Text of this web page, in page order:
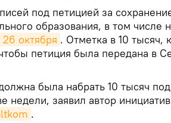
под петицией за
образования, в том числе
октября . Отметка в 10 тысяч,
петиция была передана в
была набрать 10 тысяч
недели, заявил автор
.